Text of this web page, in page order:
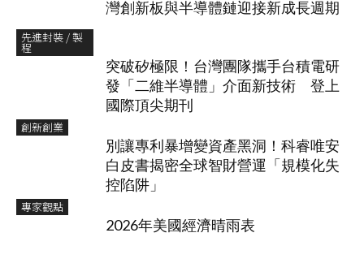
灣創新板與半導體鏈迎接新成長週期
先進封裝 / 製
程
突破矽極限！台灣團隊攜手台積電研
發「二維半導體」介面新技術 登上
國際頂尖期刊
創新創業
別讓專利暴增變資產黑洞！科睿唯安
白皮書揭密全球智財營運「規模化失
控陷阱」
專家觀點
2026年美國經濟晴雨表